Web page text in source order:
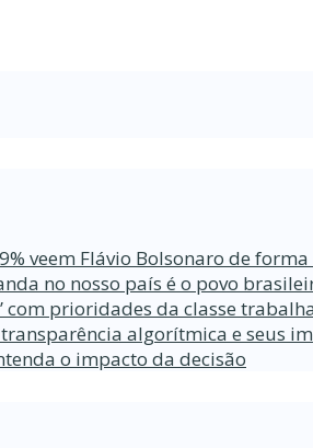
veem Flávio Bolsonaro de
no nosso país é o povo
com prioridades da classe
algorítmica e seus
o impacto da decisão